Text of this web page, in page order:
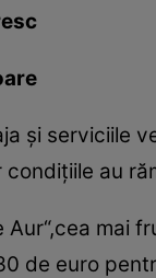
şi serviciile
condiţiile au
Aur“,cea mai
de euro